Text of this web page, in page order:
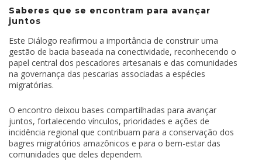
Saberes que se encontram para avançar
juntos
Este Diálogo reafirmou a importância de construir uma
gestão de bacia baseada na conectividade, reconhecendo o
papel central dos pescadores artesanais e das comunidades
na governança das pescarias associadas a espécies
migratórias.
O encontro deixou bases compartilhadas para avançar
juntos, fortalecendo vínculos, prioridades e ações de
incidência regional que contribuam para a conservação dos
bagres migratórios amazônicos e para o bem-estar das
comunidades que deles dependem.